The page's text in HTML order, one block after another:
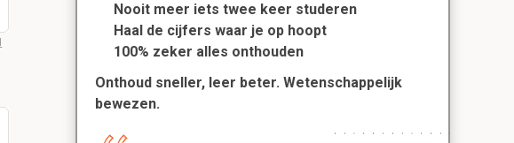
Nooit meer iets twee keer studeren
Haal de cijfers waar je op hoopt
100% zeker alles onthouden
Onthoud sneller, leer beter. Wetenschappelijk
bewezen.